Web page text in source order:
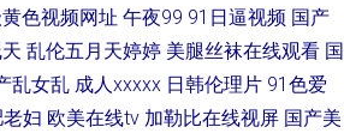
色视频网址 午夜99 91日逼视频 国产
乱伦五月天婷婷 美腿丝袜在线观看 国
乱女乱 成人xxxxx 日韩伦理片 91色爱
妇 欧美在线tv 加勒比在线视屏 国产美